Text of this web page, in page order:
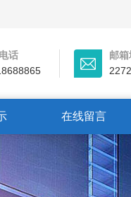
话
邮
在线留言